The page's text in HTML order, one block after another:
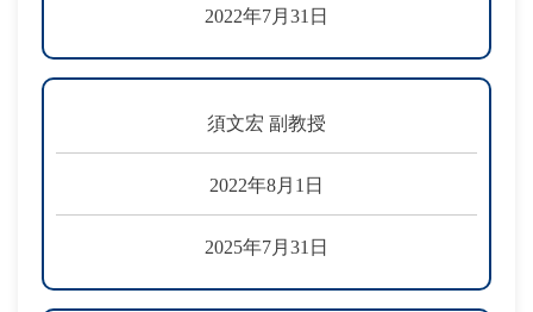
2022年7月31日
須文宏 副教授
2022年8月1日
2025年7月31日